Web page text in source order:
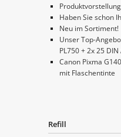
Haben Sie schon
Neu im Sortiment!
Unser Top-
PL750 + 2x 25
Canon Pixma
mit Flaschentinte
Refill